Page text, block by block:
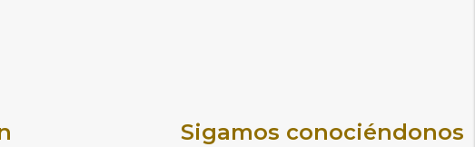
Sigamos conociéndonos